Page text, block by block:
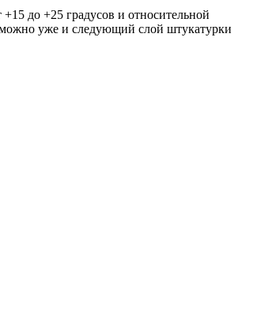
до +25 градусов и относительной
можно уже и следующий слой штукатурки